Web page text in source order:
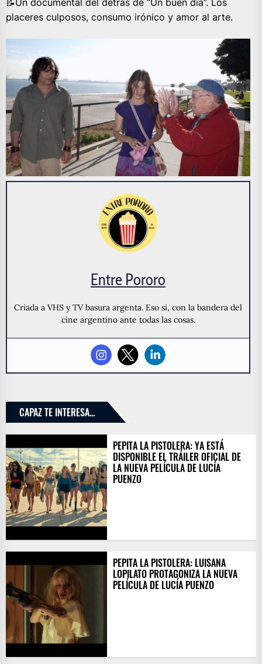
📝Un documental del detrás de “Un buen día”. Los
placeres culposos, consumo irónico y amor al arte.
Entre Pororo
Criada a VHS y TV basura argenta. Eso si, con la bandera del
cine argentino ante todas las cosas.
CAPAZ TE INTERESA...
PEPITA LA PISTOLERA: YA ESTÁ
DISPONIBLE EL TRÁILER OFICIAL DE
LA NUEVA PELÍCULA DE LUCÍA
PUENZO
PEPITA LA PISTOLERA: LUISANA
LOPILATO PROTAGONIZA LA NUEVA
PELÍCULA DE LUCÍA PUENZO